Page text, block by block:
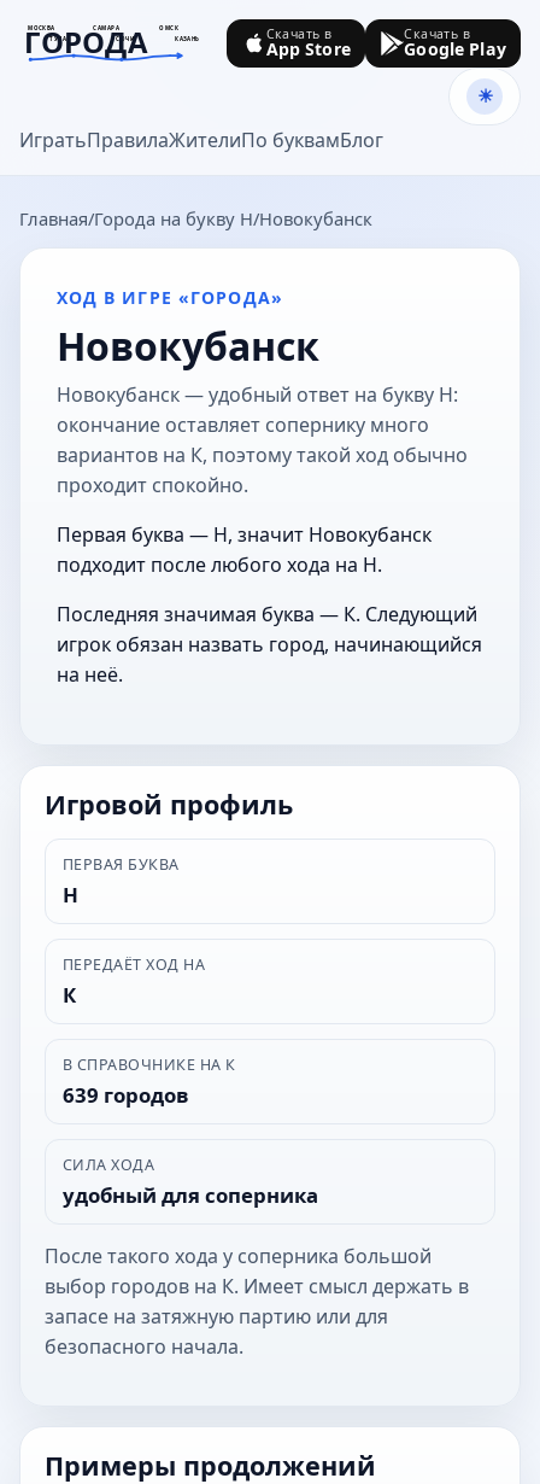
МОСКВА САМАРА
ОМСК
ТУЛА
СОЧИ КАЗАНЬ
ГОРОДА
goroda-na.ru
ИгратьПравилаЖителиПо буквамБлог
Скачать в
App Store
Скачать в
Google Play
Главная Города на букву Н Новокубанск
ХОД В ИГРЕ «ГОРОДА»
Новокубанск
Новокубанск — удобный ответ на букву Н:
окончание оставляет сопернику много
вариантов на К, поэтому такой ход обычно
проходит спокойно.
Первая буква — Н, значит Новокубанск
подходит после любого хода на Н.
Последняя значимая буква — К. Следующий
игрок обязан назвать город, начинающийся
на неё.
Игровой профиль
ПЕРВАЯ БУКВА
Н
ПЕРЕДАЁТ ХОД НА
К
В СПРАВОЧНИКЕ НА К
639 городов
СИЛА ХОДА
удобный для соперника
После такого хода у соперника большой
выбор городов на К. Имеет смысл держать в
запасе на затяжную партию или для
безопасного начала.
Примеры продолжений